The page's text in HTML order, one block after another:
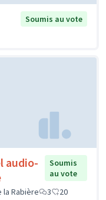
Soumis au vote
audio-
Soumis
au vote
Rabière
3 20